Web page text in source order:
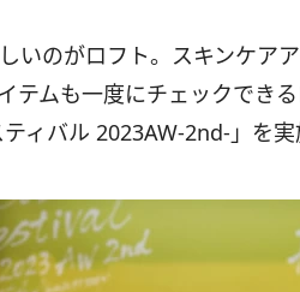
いのがロフト。スキンケア
テムも一度にチェックでき
ィバル 2023AW-2nd-」を実